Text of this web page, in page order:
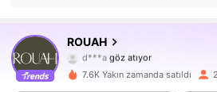
ROUAH
d***agöz atıyor
4,44
4K Takipçiler
7.6K Yakın zamanda satıldı